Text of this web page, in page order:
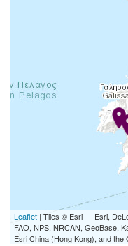
Leaflet | Tiles © Esri — Esri,
FAO, NPS, NRCAN, GeoBase,
Esri China (Hong Kong), and the